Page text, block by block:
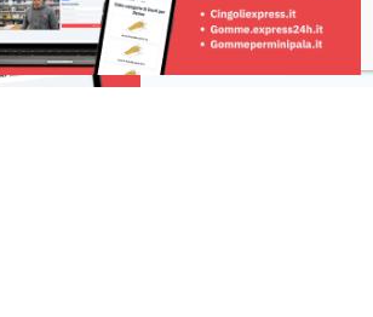
pedonale e di interscambio, ma per
garantire lo svolgimento delle
verifiche in condizioni di sicurezza […]